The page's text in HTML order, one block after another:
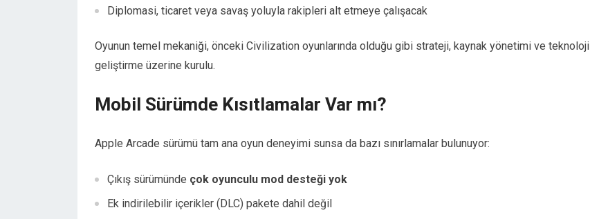
Diplomasi, ticaret veya savaş yoluyla rakipleri alt etmeye çalışacak
Oyunun temel mekaniği, önceki Civilization oyunlarında olduğu gibi strateji, kaynak yönetimi ve teknoloji
geliştirme üzerine kurulu.
Mobil Sürümde Kısıtlamalar Var mı?
Apple Arcade sürümü tam ana oyun deneyimi sunsa da bazı sınırlamalar bulunuyor:
Çıkış sürümünde çok oyunculu mod desteği yok
Ek indirilebilir içerikler (DLC) pakete dahil değil